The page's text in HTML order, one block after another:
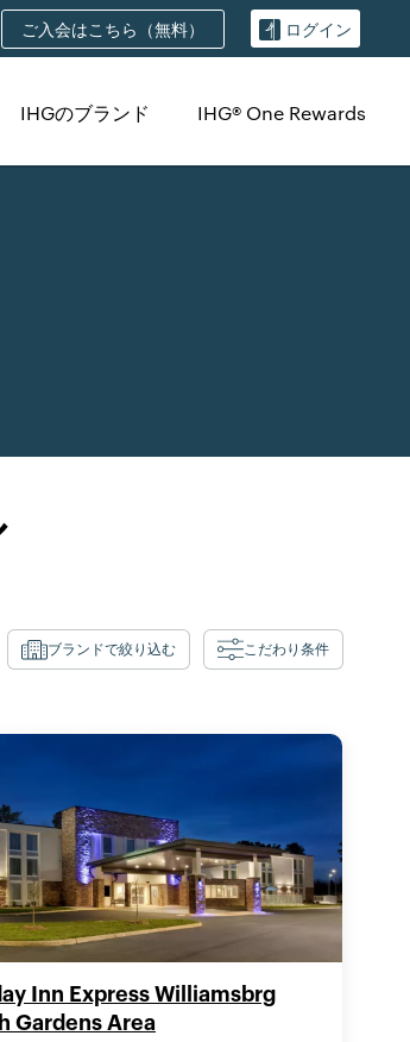
ご入会はこちら（無料） ログイン
IHGのブランド IHG® One Rewards
ブランドで絞り込む こだわり条件
Inn Express Williamsbrg
Gardens Area